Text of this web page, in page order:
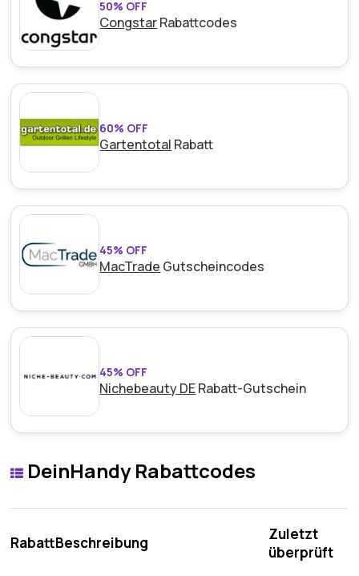
50% OFF
CongstarRabattcodes
60% OFF
Gartentotal Rabatt
45% OFF
MacTrade Gutscheincodes
45% OFF
Nichebeauty DERabatt-Gutschein
DeinHandy Rabattcodes
RabattBeschreibung
Zuletzt
überprüft